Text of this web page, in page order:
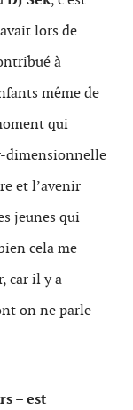
lors de
à
même de
qui
dimensionnelle
et l’avenir
jeunes qui
cela me
car il y a
on ne parle
– est